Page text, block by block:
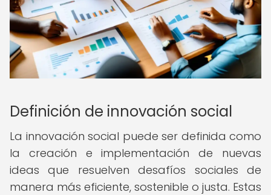
Definición de innovación social
La innovación social puede ser definida como
la creación e implementación de nuevas
ideas que resuelven desafíos sociales de
manera más eficiente, sostenible o justa. Estas